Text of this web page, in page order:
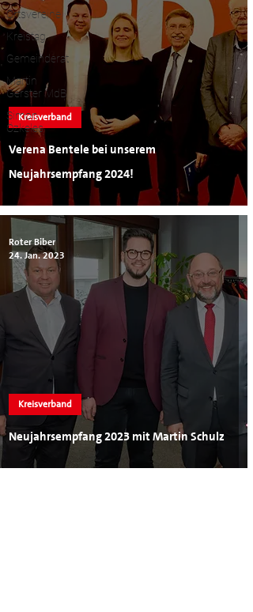
Ortsvereine
Kreistag
Gemeinderat
Martin
Gerster MdB
Simon
Özkeles
Verena Bentele bei unserem
Neujahrsempfang 2024!
Kreisverband
Neujahrsempfang 2023 mit Martin Schulz
Kreisverband
Roter Biber
24. Jan. 2023